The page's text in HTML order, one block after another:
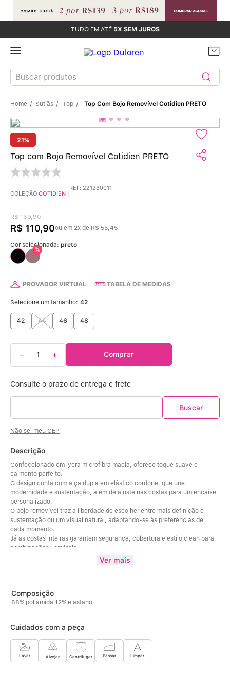
TUDO EM ATÉ 5X SEM JUROS
Buscar produtos
Sutiãs Top Top Com Bojo Removível Cotidien PRETO
21%
Top com Bojo Removível Cotidien PRETO
COLEÇÃO COTIDIEN |
REF: 221230011
R$ 139,90
R$ 110,90ou em 2x de R$ 55,45
Cor selecionada: preto
%
PROVADOR VIRTUAL TABELA DE MEDIDAS
Selecione um tamanho: 42
42 44 46 48
＋
－ Comprar
Não sei meu CEP
Descrição
Confeccionado em lycra microfibra macia, oferece toque suave e
caimento perfeito.
O design conta com alça dupla em elástico cordone, que une
modernidade e sustentação, além de ajuste nas costas para um encaixe
personalizado.
O bojo removível traz a liberdade de escolher entre mais definição e
sustentação ou um visual natural, adaptando-se às preferências de
cada momento.
Já as costas inteiras garantem segurança, cobertura e estilo clean para
combinações versáteis.
Um top pensado para quem busca praticidade sem abrir mão da
O Top Cotidien foi criado para acompanhar a rotina com leveza, seja no
dia a dia, na academia ou em produções casuais como outwear.
Ver mais
88% poliamida 12% elastano
Cuidados com a peça
Lavar Alvejar Centrifugar Passar Limpar
TERMOS MAIS BUSCADOS
1º Sutiãs
2º Calcinhas
Sutiã Bojo
5º Calcinha Algodão
6º
7º Multifuncional
10 Extensor